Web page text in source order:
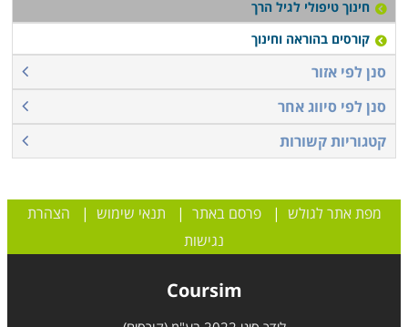
חינוך טיפולי לגיל הרך
קורסים בהוראה וחינוך
סנן לפי אזור
סנן לפי סיווג אחר
קטגוריות קשורות
מפת אתר לגולש |פרסם באתר | תנאי שימוש | הצהרת
נגישות
Coursim